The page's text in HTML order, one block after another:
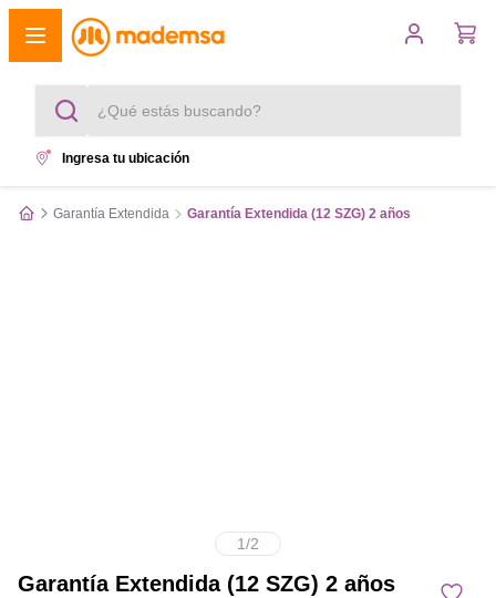
¿Qué estás buscando?
Ingresa tu ubicación
Garantía Extendida Garantía Extendida (12 SZG) 2 años
1/2
Garantía Extendida (12 SZG) 2 años